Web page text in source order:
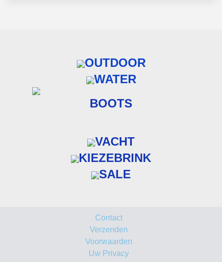
OUTDOOR
WATER
BOOTS
VACHT
KIEZEBRINK
SALE
Contact
Verzenden
Voorwaarden
Uw Privacy